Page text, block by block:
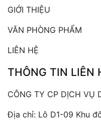
GIỚI THIỆU
VĂN PHÒNG PHẨM
LIÊN HỆ
THÔNG TIN LIÊN
CÔNG TY CP DỊCH VỤ
Địa chỉ: Lô D1-09 Khu